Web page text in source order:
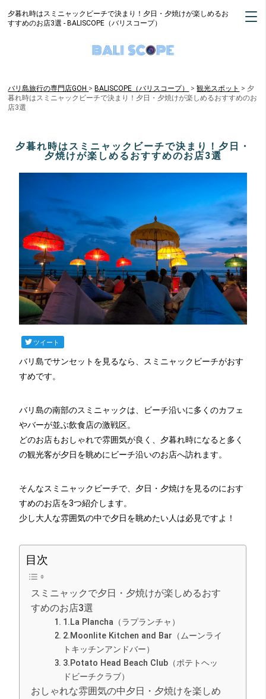
夕暮れ時はスミニャックビーチで決まり！夕日・夕焼けが楽しめるお
すすめのお店3選 - BALISCOPE（バリスコープ）
バリ島旅行の専門店GOH BALISCOPE（バリスコープ） >観光スポット > 夕
暮れ時はスミニャックビーチで決まり！夕日・夕焼けが楽しめるおすすめのお
店3選
夕暮れ時はスミニャックビーチで決まり！夕日・
夕焼けが楽しめるおすすめのお店3選
ツイート
バリ島でサンセットを見るなら、スミニャックビーチがおす
すめです。
バリ島の南部のスミニャックは、ビーチ沿いに多くのカフェ
やバーが並ぶ飲食店の激戦区。
どのお店もおしゃれで雰囲気が良く、夕暮れ時になると多く
の観光客が夕日を眺めにビーチ沿いのお店へ訪れます。
そんなスミニャックビーチで、夕日・夕焼けを見るのにおす
すめのお店を3つ紹介します。
少し大人な雰囲気の中で夕日を眺めたい人は必見ですよ！
目次
スミニャックで夕日・夕焼けが楽しめるおす
すめのお店3選
1.La Plancha（ラプランチャ）
2.Moonlite Kitchen and Bar（ムーンライ
トキッチンアンドバー）
3.Potato Head Beach Club（ポテトヘッ
ドビーチクラブ）
おしゃれな雰囲気の中夕日・夕焼けを楽しめ